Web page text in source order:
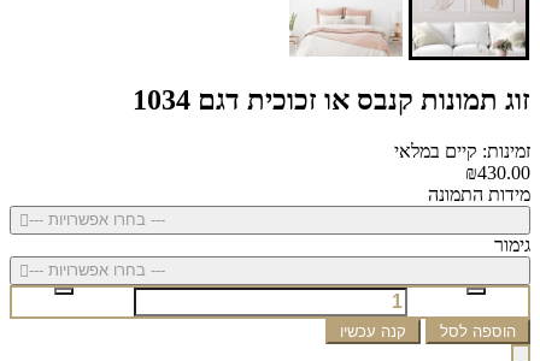
זוג תמונות קנבס או זכוכית דגם 1034
זמינות: קיים במלאי
₪430.00
מידות התמונה
--- בחרו אפשרויות ---
גימור
--- בחרו אפשרויות ---
הוספה לסל קנה עכשיו